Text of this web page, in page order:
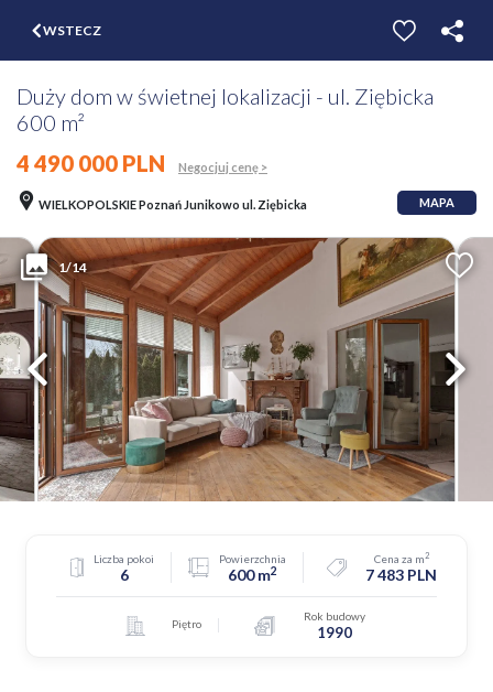
WSTECZ
Duży dom w świetnej lokalizacji - ul. Ziębicka
600 m²
4 490 000 PLN
Negocjuj cenę >
WIELKOPOLSKIE Poznań Junikowo ul. Ziębicka MAPA
1/14
Liczba pokoi
6
Powierzchnia
600 m2
Cena za m2
7 483 PLN
Piętro
Rok budowy
1990